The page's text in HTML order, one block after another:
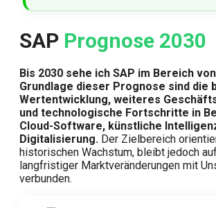
SAP Prognose 2030
Bis 2030 sehe ich SAP im Bereich
Grundlage dieser Prognose sind die
Wertentwicklung, weiteres
und technologische Fortschritte in
Cloud-Software, künstliche
Digitalisierung. Der Zielbereich
historischen Wachstum, bleibt jedoch
langfristiger Marktveränderungen mit
verbunden.